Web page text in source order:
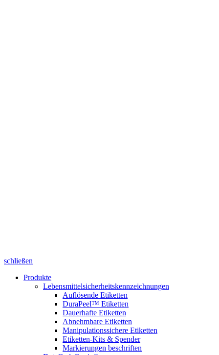
schließen
Produkte
Lebensmittelsicherheitskennzeichnungen
Auflösende Etiketten
DuraPeel™ Etiketten
Dauerhafte Etiketten
Abnehmbare Etiketten
Manipulationssichere Etiketten
Etiketten-Kits & Spender
Markierungen beschriften